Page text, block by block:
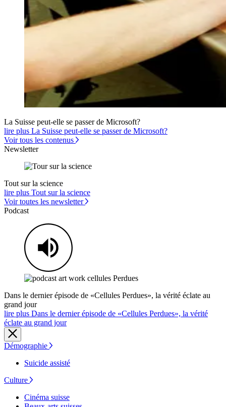
La Suisse peut-elle se passer de Microsoft?
lire plus La Suisse peut-elle se passer de Microsoft?
Voir tous les contenus
Newsletter
Tout sur la science
lire plus Tout sur la science
Voir toutes les newsletter
Podcast
Dans le dernier épisode de «Cellules Perdues», la vérité éclate au
grand jour
lire plus Dans le dernier épisode de «Cellules Perdues», la vérité
éclate au grand jour
Démographie
Suicide assisté
Culture
Cinéma suisse